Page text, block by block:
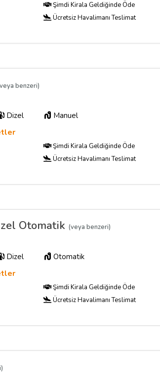
Şimdi Kirala Geldiğinde Öde
Ücretsiz Havalimanı Teslimat
benzeri)
Dizel Manuel
Şimdi Kirala Geldiğinde Öde
Ücretsiz Havalimanı Teslimat
Otomatik (veya benzeri)
Dizel Otomatik
Şimdi Kirala Geldiğinde Öde
Ücretsiz Havalimanı Teslimat